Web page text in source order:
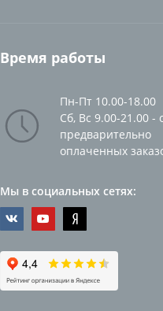
Время работы
Пн-Пт 10.00-18.00
Сб, Вс 9.00-21.00 -
предварительно
оплаченных
Мы в социальных сетях: